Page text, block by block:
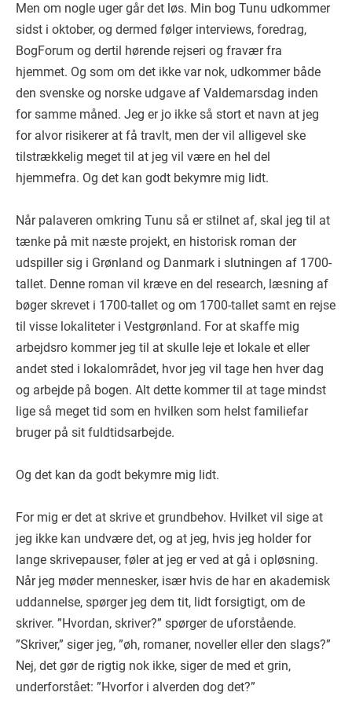
Men om nogle uger går det løs. Min bog Tunu udkommer
sidst i oktober, og dermed følger interviews, foredrag,
BogForum og dertil hørende rejseri og fravær fra
hjemmet. Og som om det ikke var nok, udkommer både
den svenske og norske udgave af Valdemarsdag inden
for samme måned. Jeg er jo ikke så stort et navn at jeg
for alvor risikerer at få travlt, men der vil alligevel ske
tilstrækkelig meget til at jeg vil være en hel del
hjemmefra. Og det kan godt bekymre mig lidt.
Når palaveren omkring Tunu så er stilnet af, skal jeg til at
tænke på mit næste projekt, en historisk roman der
udspiller sig i Grønland og Danmark i slutningen af 1700-
tallet. Denne roman vil kræve en del research, læsning af
bøger skrevet i 1700-tallet og om 1700-tallet samt en rejse
til visse lokaliteter i Vestgrønland. For at skaffe mig
arbejdsro kommer jeg til at skulle leje et lokale et eller
andet sted i lokalområdet, hvor jeg vil tage hen hver dag
og arbejde på bogen. Alt dette kommer til at tage mindst
lige så meget tid som en hvilken som helst familiefar
bruger på sit fuldtidsarbejde.
Og det kan da godt bekymre mig lidt.
For mig er det at skrive et grundbehov. Hvilket vil sige at
jeg ikke kan undvære det, og at jeg, hvis jeg holder for
lange skrivepauser, føler at jeg er ved at gå i opløsning.
Når jeg møder mennesker, især hvis de har en akademisk
uddannelse, spørger jeg dem tit, lidt forsigtigt, om de
skriver. ”Hvordan, skriver?” spørger de uforstående.
”Skriver,” siger jeg, ”øh, romaner, noveller eller den slags?”
Nej, det gør de rigtig nok ikke, siger de med et grin,
underforstået: ”Hvorfor i alverden dog det?”